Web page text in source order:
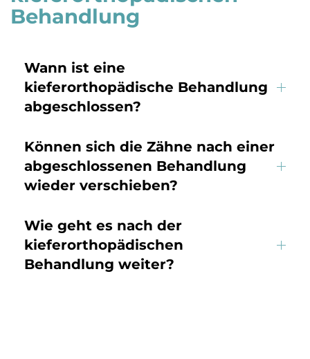
Behandlung
Wann ist eine
kieferorthopädische Behandlung
abgeschlossen?
Können sich die Zähne nach einer
abgeschlossenen Behandlung
wieder verschieben?
Wie geht es nach der
kieferorthopädischen
Behandlung weiter?